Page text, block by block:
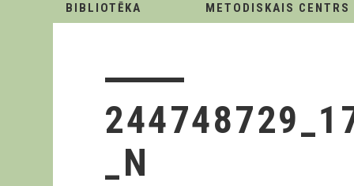
BIBLIOTĒKA
METODISKAIS CENTRS
_N